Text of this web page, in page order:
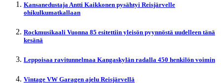
Kansanedustaja Antti Kaikkonen pysähtyi Reisjärvelle
ohikulkumatkallaan
Rockmusikaali Vuonna 85 esitettiin yleisön pyynnöstä uudelleen tänä
kesänä
Leppoisaa ravitunnelmaa Kangaskylän radalla 450 henkilön voimin
Vintage VW Garagen ajelu Reisjärvellä